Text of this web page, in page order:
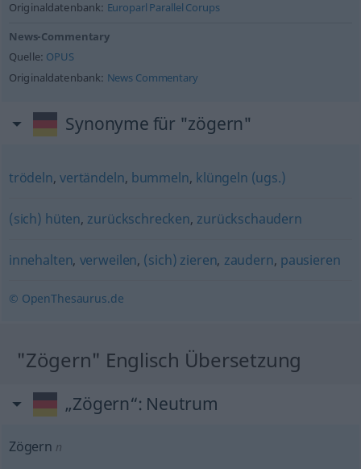
Originaldatenbank: Europarl Parallel Corups
News-Commentary
Quelle: OPUS
Originaldatenbank: News Commentary
Synonyme für "zögern"
trödeln,vertändeln, bummeln, klüngeln (ugs.)
(sich) hüten, zurückschrecken, zurückschaudern
innehalten, verweilen, (sich) zieren, zaudern, pausieren
© OpenThesaurus.de
"Zögern" Englisch Übersetzung
„Zögern“: Neutrum
Zögern n